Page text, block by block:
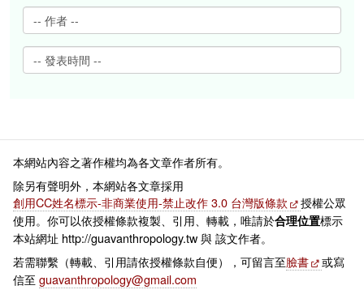
本網站內容之著作權均為各文章作者所有。
除另有聲明外，本網站各文章採用
創用CC姓名標示-非商業使用-禁止改作 3.0 台灣版條款
授權公眾
使用。你可以依授權條款複製、引用、轉載，唯請於合理位置標示
本站網址 http://guavanthropology.tw 與 該文作者。
若需聯繫（轉載、引用請依授權條款自便），可留言至臉書
或寫
信至 guavanthropology@gmail.com